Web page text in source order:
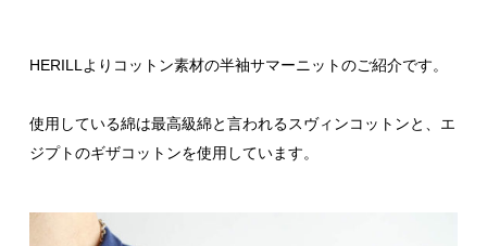
HERILLよりコットン素材の半袖サマーニットのご紹介です。
使用している綿は最高級綿と言われるスヴィンコットンと、エ
ジプトのギザコットンを使用しています。